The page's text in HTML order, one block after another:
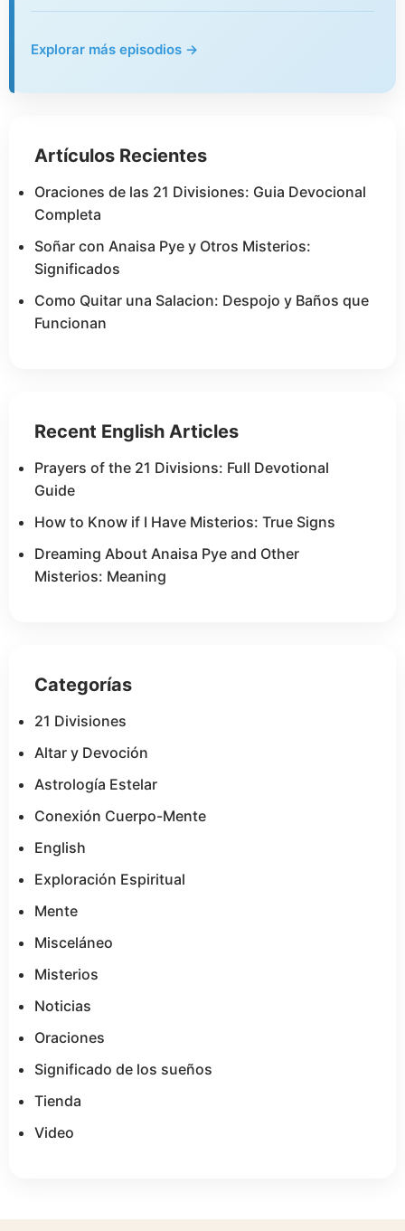
Explorar más episodios →
Artículos Recientes
Oraciones de las 21 Divisiones: Guia Devocional
Completa
Soñar con Anaisa Pye y Otros Misterios:
Significados
Como Quitar una Salacion: Despojo y Baños que
Funcionan
Recent English Articles
Prayers of the 21 Divisions: Full Devotional
Guide
How to Know if I Have Misterios: True Signs
Dreaming About Anaisa Pye and Other
Misterios: Meaning
Categorías
21 Divisiones
Altar y Devoción
Astrología Estelar
Conexión Cuerpo-Mente
English
Exploración Espiritual
Mente
Misceláneo
Misterios
Noticias
Oraciones
Significado de los sueños
Tienda
Video